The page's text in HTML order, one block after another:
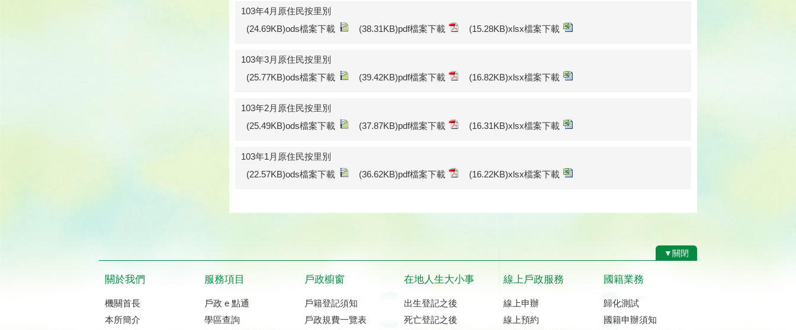
103年4月原住民按里別
(24.69KB)ods檔案下載
(38.31KB)pdf檔案下載 (15.28KB)xlsx檔案下載
103年3月原住民按里別
(25.77KB)ods檔案下載
(39.42KB)pdf檔案下載 (16.82KB)xlsx檔案下載
103年2月原住民按里別
(25.49KB)ods檔案下載
(37.87KB)pdf檔案下載 (16.31KB)xlsx檔案下載
103年1月原住民按里別
(22.57KB)ods檔案下載
(36.62KB)pdf檔案下載 (16.22KB)xlsx檔案下載
▼關閉
關於我們
機關首長
本所簡介
服務項目
戶政 e 點通
學區查詢
戶政櫥窗
戶籍登記須知
戶政規費一覽表
在地人生大小事
出生登記之後
死亡登記之後
線上戶政服務
線上申辦
線上預約
國籍業務
歸化測試
國籍申辦須知